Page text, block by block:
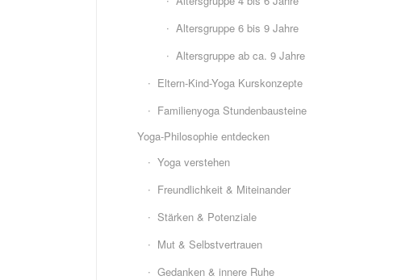
Altersgruppe 6 bis 9 Jahre
Altersgruppe ab ca. 9 Jahre
Eltern-Kind-Yoga Kurskonzepte
Familienyoga Stundenbausteine
Yoga-Philosophie entdecken
Yoga verstehen
Freundlichkeit & Miteinander
Stärken & Potenziale
Mut & Selbstvertrauen
Gedanken & innere Ruhe